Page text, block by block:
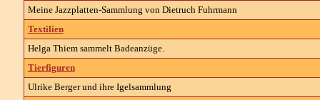
Meine Jazzplatten-Sammlung von Dietruch Fuhrmann
Textilien
Helga Thiem sammelt Badeanzüge.
Tierfiguren
Ulrike Berger und ihre Igelsammlung